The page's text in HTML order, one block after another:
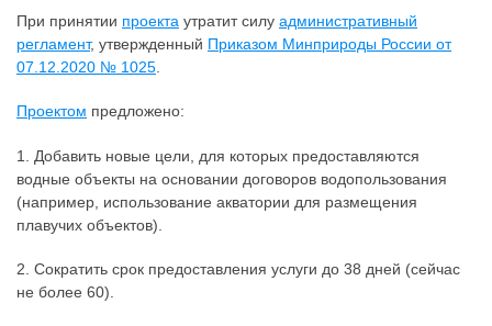
При принятии проекта утратит силу административный
регламент, утвержденный Приказом Минприроды России от
07.12.2020 № 1025
Проектом предложено:
1. Добавить новые цели, для которых предоставляются
водные объекты на основании договоров водопользования
(например, использование акватории для размещения
плавучих объектов).
2. Сократить срок предоставления услуги до 38 дней (сейчас
не более 60).